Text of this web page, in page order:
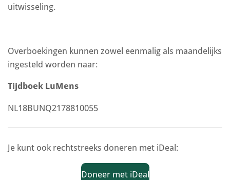
uitwisseling.
Overboekingen kunnen zowel eenmalig als maandelijks
ingesteld worden naar:
Tijdboek LuMens
NL18BUNQ2178810055
Je kunt ook rechtstreeks doneren met iDeal:
Doneer met iDeal